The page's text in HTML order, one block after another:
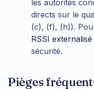
les autorités
directs sur le
(c), (f), (h)).
RSSI externalisé
sécurité.
Pièges